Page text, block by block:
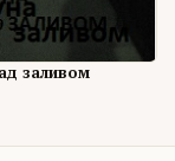
заливом